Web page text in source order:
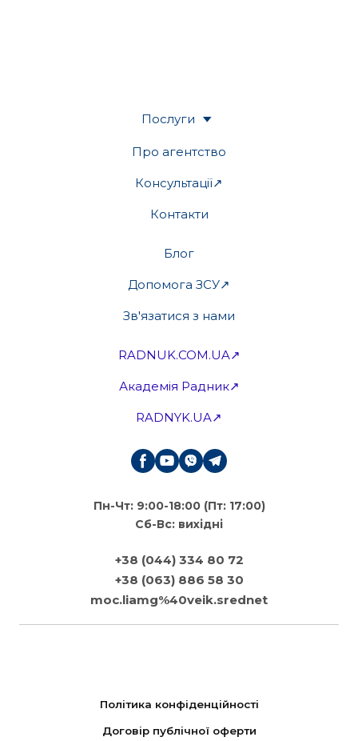
Послуги
Про агентство
Консультації↗
Контакти
Блог
Допомога ЗСУ↗
Зв'язатися з нами
RADNUK.COM.UA↗
Академія Радник↗
RADNYK.UA↗
Пн-Чт: 9:00-18:00 (Пт: 17:00)
Сб-Вс: вихідні
+38 (044) 334 80 72
+38 (063) 886 58 30
moc.liamg%40veik.srednet
Політика конфіденційності
Договір публічної оферти